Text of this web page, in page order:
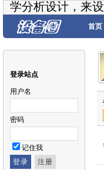
学分析设计，来
首页
登录站点
用户名
密码
记住我